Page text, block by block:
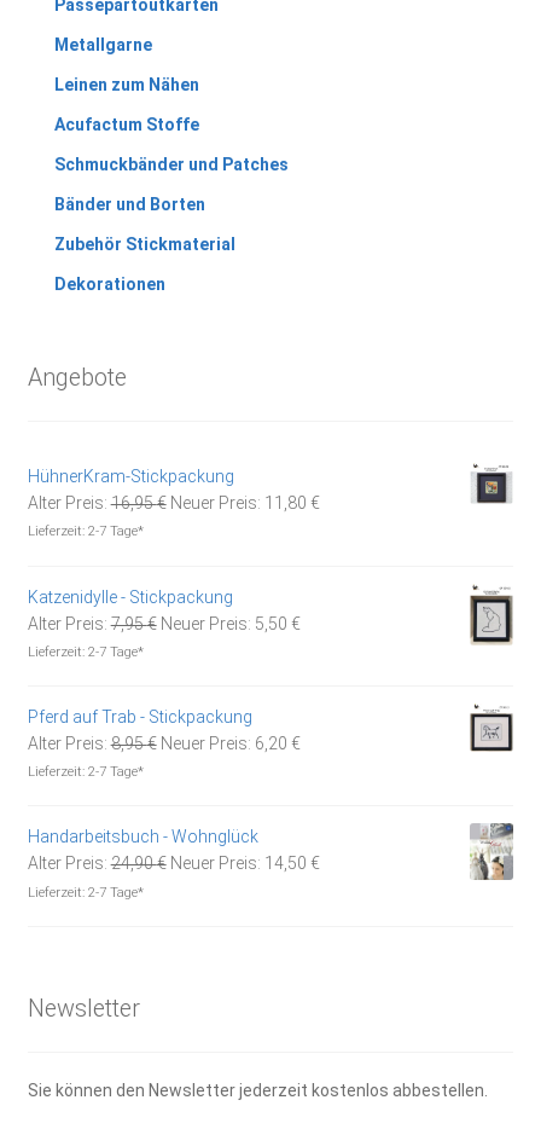
Passepartoutkarten
Metallgarne
Leinen zum Nähen
Acufactum Stoffe
Schmuckbänder und Patches
Bänder und Borten
Zubehör Stickmaterial
Dekorationen
Angebote
HühnerKram-Stickpackung
Alter Preis: 16,95€ Ursprünglicher
Neuer Preis: 11,80 €Aktueller
Lieferzeit: 2-7 Tage*
Katzenidylle - Stickpackung
Alter Preis: 7,95€ Ursprünglicher
Neuer Preis: 5,50 €Aktueller
Lieferzeit: 2-7 Tage*
Pferd auf Trab - Stickpackung
Alter Preis: 8,95€ Ursprünglicher
Neuer Preis: 6,20 €Aktueller
Lieferzeit: 2-7 Tage*
Handarbeitsbuch - Wohnglück
Alter Preis: 24,90€ Ursprünglicher
Neuer Preis: 14,50 €Aktueller
Lieferzeit: 2-7 Tage*
Newsletter
Sie können den Newsletter jederzeit kostenlos abbestellen.